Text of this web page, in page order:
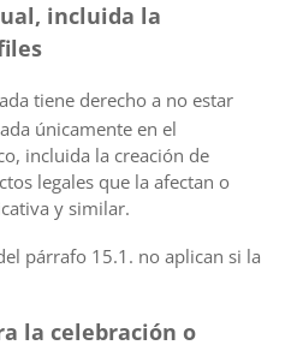
incluida la
tiene derecho a no estar
únicamente en el
incluida la creación de
legales que la afectan o
y similar.
párrafo 15.1. no aplican si la
la celebración o